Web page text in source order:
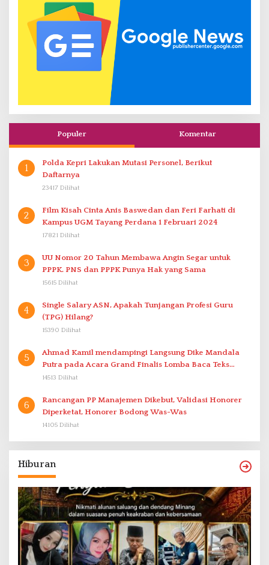
Populer Komentar
1
Polda Kepri Lakukan Mutasi Personel, Berikut
Daftarnya
23417 Dilihat
2
Film Kisah Cinta Anis Baswedan dan Feri Farhati di
Kampus UGM Tayang Perdana 1 Februari 2024
17821 Dilihat
3
UU Nomor 20 Tahun Membawa Angin Segar untuk
PPPK. PNS dan PPPK Punya Hak yang Sama
15615 Dilihat
4
Single Salary ASN, Apakah Tunjangan Profesi Guru
(TPG) Hilang?
15390 Dilihat
5
Ahmad Kamil mendampingi Langsung Dike Mandala
Putra pada Acara Grand Finalis Lomba Baca Teks
Proklamasi Mirip Bung Karno di Bali
14513 Dilihat
6
Rancangan PP Manajemen Dikebut, Validasi Honorer
Diperketat, Honorer Bodong Was-Was
14105 Dilihat
Hiburan